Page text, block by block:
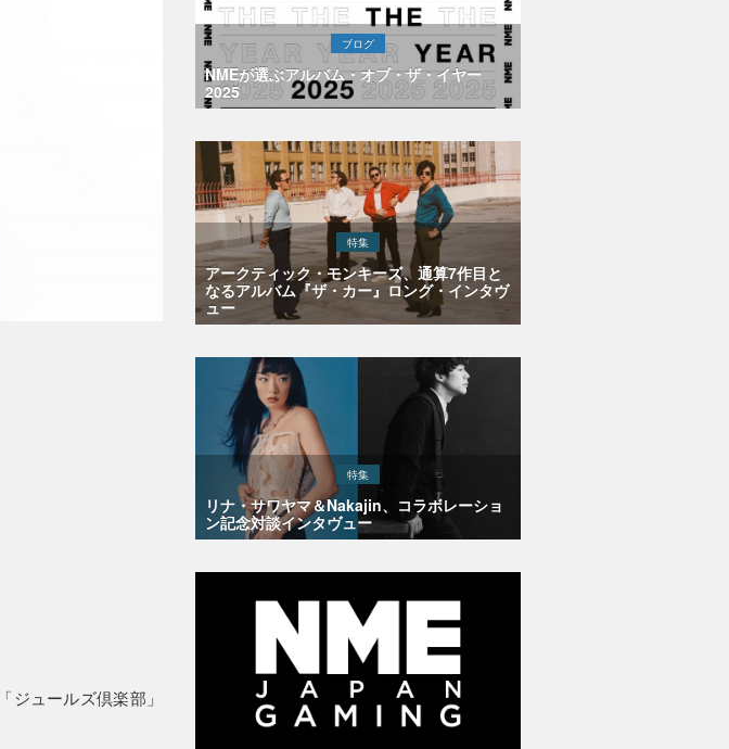
ジュールズ倶楽部」
ブログ
NMEが選ぶアルバム・オブ・ザ・イヤー
2025
特集
アークティック・モンキーズ、通算7作目と
なるアルバム『ザ・カー』ロング・インタヴ
ュー
特集
リナ・サワヤマ＆Nakajin、コラボレーショ
ン記念対談インタヴュー